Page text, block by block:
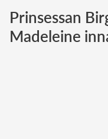
Prinsessan
Madeleine